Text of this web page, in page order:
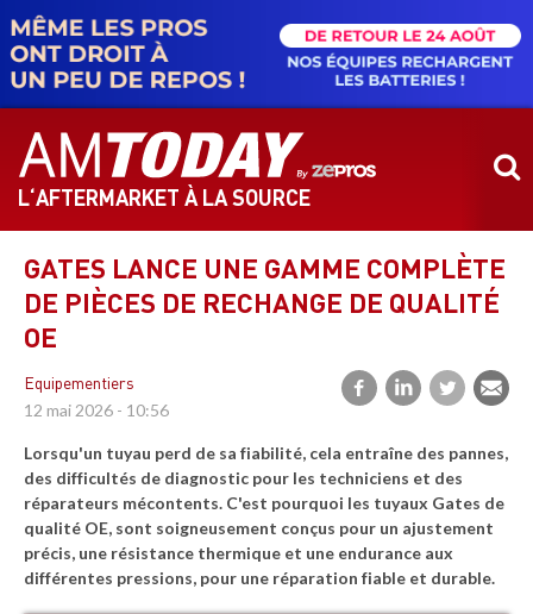
contenu
principal
L‘AFTERMARKET À LA SOURCE
GATES LANCE UNE GAMME COMPLÈTE
DE PIÈCES DE RECHANGE DE QUALITÉ
OE
Equipementiers
12 mai 2026 - 10:56
Lorsqu'un tuyau perd de sa fiabilité, cela entraîne des pannes,
des difficultés de diagnostic pour les techniciens et des
réparateurs mécontents. C'est pourquoi les tuyaux Gates de
qualité OE, sont soigneusement conçus pour un ajustement
précis, une résistance thermique et une endurance aux
différentes pressions, pour une réparation fiable et durable.